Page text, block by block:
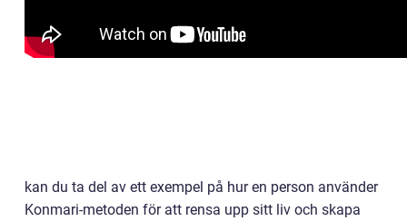
kan du ta del av ett exempel på hur en person använder
Konmari-metoden för att rensa upp sitt liv och skapa